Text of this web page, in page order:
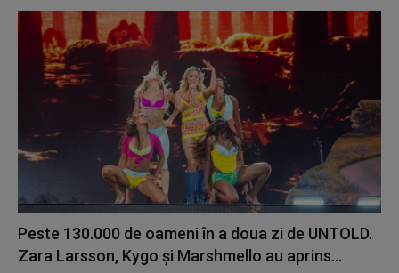
Peste 130.000 de oameni în a doua zi de UNTOLD.
Zara Larsson, Kygo și Marshmello au aprins...